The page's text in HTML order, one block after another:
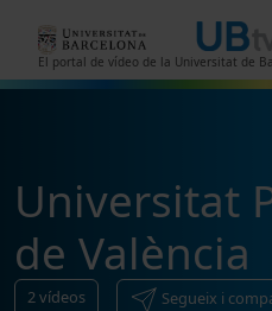
El portal de vídeo de la Universitat de
Universitat
de València
2vídeos Segueix i